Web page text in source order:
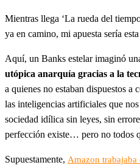
Mientras llega ‘La rueda del
ya en camino, mi apuesta sería
Aquí, un Banks estelar imaginó
utópica anarquía gracias a la
a quienes no estaban dispuestos a
las inteligencias artificiales que
sociedad idílica sin leyes, sin
perfección existe… pero no todos
Supuestamente, Amazon trabajaba